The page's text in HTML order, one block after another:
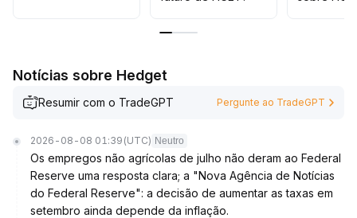
Notícias sobre Hedget
Resumir com o TradeGPT Pergunte ao TradeGPT
2026-08-08 01:39 (UTC) Neutro
Os empregos não agrícolas de julho não deram ao Federal
Reserve uma resposta clara; a "Nova Agência de Notícias
do Federal Reserve": a decisão de aumentar as taxas em
setembro ainda depende da inflação.